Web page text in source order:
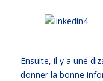
Ensuite, il y a une
donner la bonne